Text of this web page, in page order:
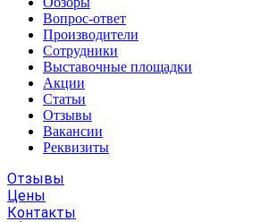
Вопрос-ответ
Производители
Сотрудники
Выставочные площадки
Акции
Статьи
Отзывы
Вакансии
Реквизиты
Отзывы
Цены
Контакты